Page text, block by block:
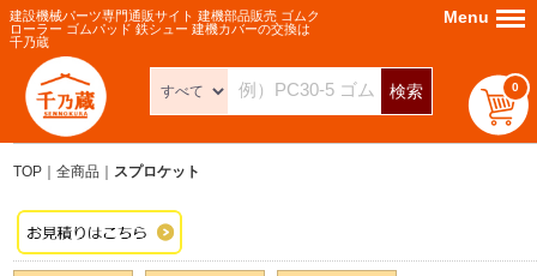
建設機械パーツ専門通販サイト 建機部品販売 ゴムク
ローラー ゴムパッド 鉄シュー 建機カバーの交換は
千乃蔵
検索 0
Menu Menu
TOP 全商品 スプロケット